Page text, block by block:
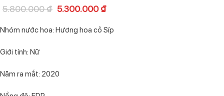
5.800.000₫ 5.300.000₫
Nhóm nước hoa: Hương hoa cỏ Síp
Giới tính: Nữ
Năm ra mắt: 2020